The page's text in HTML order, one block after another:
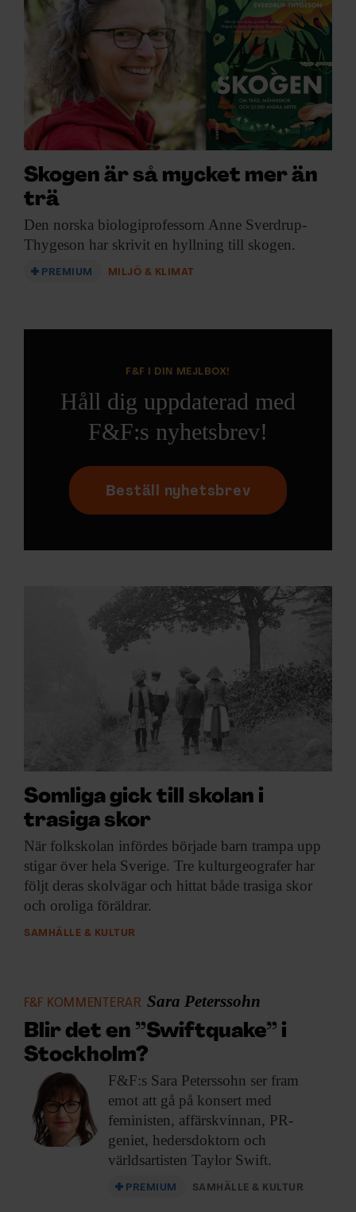
Skogen är så mycket mer än
trä
Den norska biologiprofessorn Anne Sverdrup-
Thygeson har skrivit en hyllning till skogen.
PREMIUM MILJÖ & KLIMAT
F&F I DIN MEJLBOX!
Håll dig uppdaterad med
F&F:s nyhetsbrev!
Beställ nyhetsbrev
Somliga gick till skolan i
trasiga skor
När folkskolan infördes började barn trampa upp
stigar över hela Sverige. Tre kulturgeografer har
följt deras skolvägar och hittat både trasiga skor
och oroliga föräldrar.
SAMHÄLLE & KULTUR
F&F KOMMENTERAR Sara Peterssohn
Blir det en ”Swiftquake” i
Stockholm?
F&F:s Sara Peterssohn ser fram
emot att gå på konsert med
feministen, affärskvinnan, PR-
geniet, hedersdoktorn och
världsartisten Taylor Swift.
PREMIUM SAMHÄLLE & KULTUR